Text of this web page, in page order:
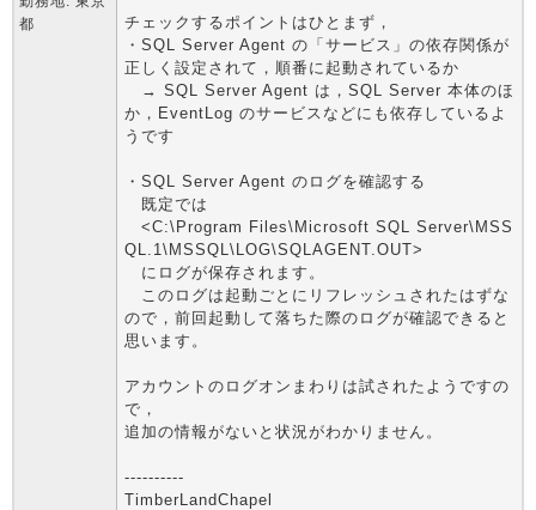
都
チェックするポイントはひとまず，
・SQL Server Agent の「サービス」の依存関係が
正しく設定されて，順番に起動されているか
→ SQL Server Agent は，SQL Server 本体のほ
か，EventLog のサービスなどにも依存しているよ
うです
・SQL Server Agent のログを確認する
既定では
<C:\Program Files\Microsoft SQL Server\MSS
QL.1\MSSQL\LOG\SQLAGENT.OUT>
にログが保存されます。
このログは起動ごとにリフレッシュされたはずな
ので，前回起動して落ちた際のログが確認できると
思います。
アカウントのログオンまわりは試されたようですの
で，
追加の情報がないと状況がわかりません。
----------
TimberLandChapel